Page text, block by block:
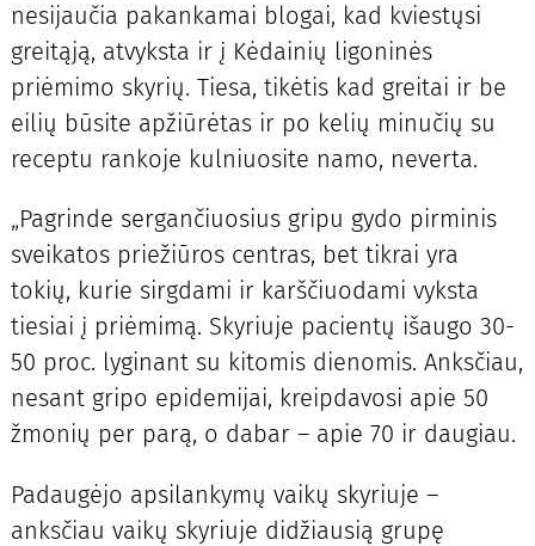
nesijaučia pakankamai blogai, kad kviestųsi
greitąją, atvyksta ir į Kėdainių ligoninės
priėmimo skyrių. Tiesa, tikėtis kad greitai ir be
eilių būsite apžiūrėtas ir po kelių minučių su
receptu rankoje kulniuosite namo, neverta.
„Pagrinde sergančiuosius gripu gydo pirminis
sveikatos priežiūros centras, bet tikrai yra
tokių, kurie sirgdami ir karščiuodami vyksta
tiesiai į priėmimą. Skyriuje pacientų išaugo 30-
50 proc. lyginant su kitomis dienomis. Anksčiau,
nesant gripo epidemijai, kreipdavosi apie 50
žmonių per parą, o dabar – apie 70 ir daugiau.
Padaugėjo apsilankymų vaikų skyriuje –
anksčiau vaikų skyriuje didžiausią grupę